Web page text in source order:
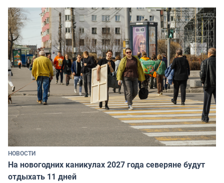
НОВОСТИ
На новогодних каникулах 2027 года северяне будут
отдыхать 11 дней